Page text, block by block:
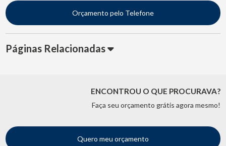
Orçamento pelo Telefone
Páginas Relacionadas
ENCONTROU O QUE PROCURAVA?
Faça seu orçamento grátis agora mesmo!
Quero meu orçamento